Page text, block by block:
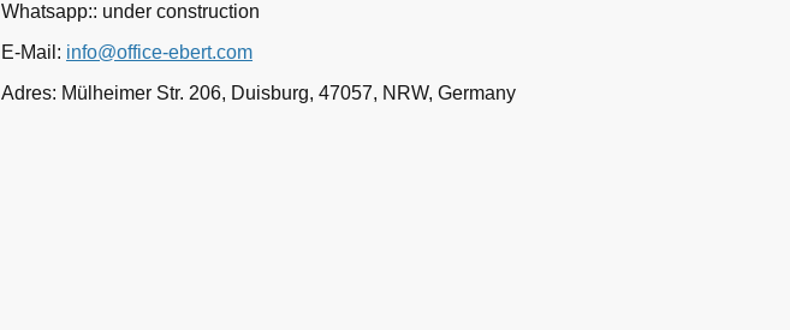
Whatsapp:: under construction
E-Mail: info@office-ebert.com
Adres: Mülheimer Str. 206, Duisburg, 47057, NRW, Germany